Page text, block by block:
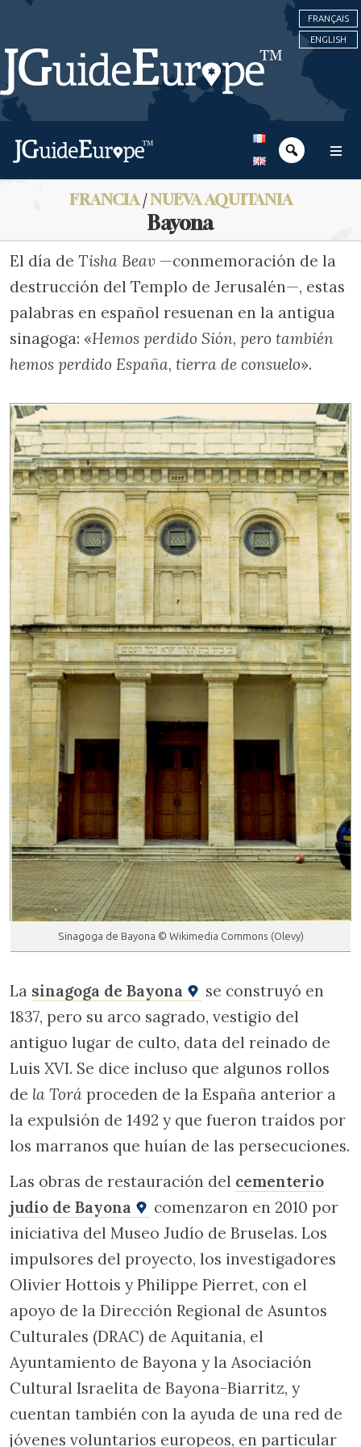
FRANÇAIS
ENGLISH
FRANCIA/NUEVA AQUITANIA
Bayona
El día de Tisha Beav —conmemoración de la
destrucción del Templo de Jerusalén—, estas
palabras en español resuenan en la antigua
sinagoga: «Hemos perdido Sión, pero también
hemos perdido España, tierra de consuelo».
Sinagoga de Bayona © Wikimedia Commons (Olevy)
La sinagoga de Bayona
se construyó en
1837, pero su arco sagrado, vestigio del
antiguo lugar de culto, data del reinado de
Luis XVI. Se dice incluso que algunos rollos
de la Torá proceden de la España anterior a
la expulsión de 1492 y que fueron traídos por
los marranos que huían de las persecuciones.
Las obras de restauración del cementerio
judío de Bayona
comenzaron en 2010 por
iniciativa del Museo Judío de Bruselas. Los
impulsores del proyecto, los investigadores
Olivier Hottois y Philippe Pierret, con el
apoyo de la Dirección Regional de Asuntos
Culturales (DRAC) de Aquitania, el
Ayuntamiento de Bayona y la Asociación
Cultural Israelita de Bayona-Biarritz, y
cuentan también con la ayuda de una red de
jóvenes voluntarios europeos, en particular